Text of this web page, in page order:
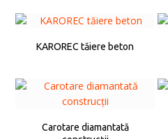
KAROREC tăiere beton
Carotare diamantată